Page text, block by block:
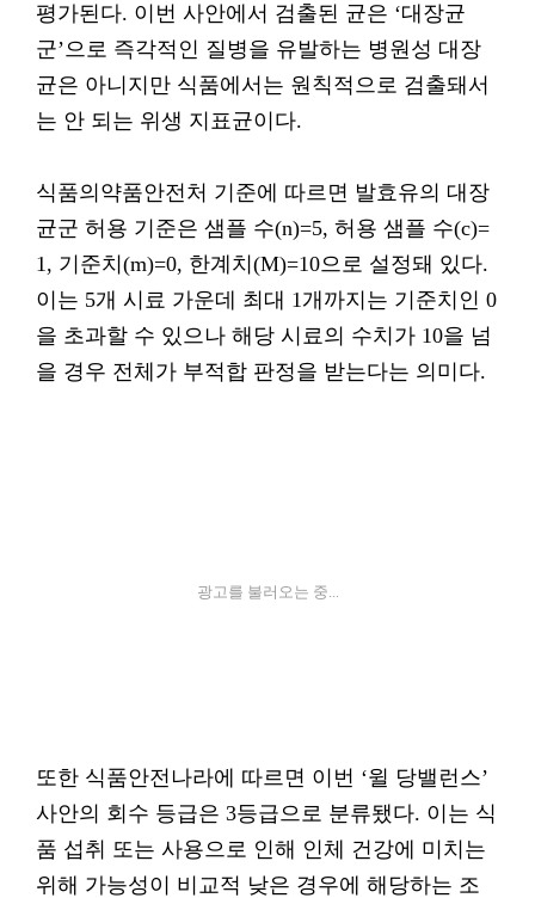
평가된다. 이번 사안에서 검출된 균은 ‘대장균
군’으로 즉각적인 질병을 유발하는 병원성 대장
균은 아니지만 식품에서는 원칙적으로 검출돼서
는 안 되는 위생 지표균이다.
식품의약품안전처 기준에 따르면 발효유의 대장
균군 허용 기준은 샘플 수(n)=5, 허용 샘플 수(c)=
1, 기준치(m)=0, 한계치(M)=10으로 설정돼 있다.
이는 5개 시료 가운데 최대 1개까지는 기준치인 0
을 초과할 수 있으나 해당 시료의 수치가 10을 넘
을 경우 전체가 부적합 판정을 받는다는 의미다.
광고를 불러오는 중...
또한 식품안전나라에 따르면 이번 ‘윌 당밸런스’
사안의 회수 등급은 3등급으로 분류됐다. 이는 식
품 섭취 또는 사용으로 인해 인체 건강에 미치는
위해 가능성이 비교적 낮은 경우에 해당하는 조